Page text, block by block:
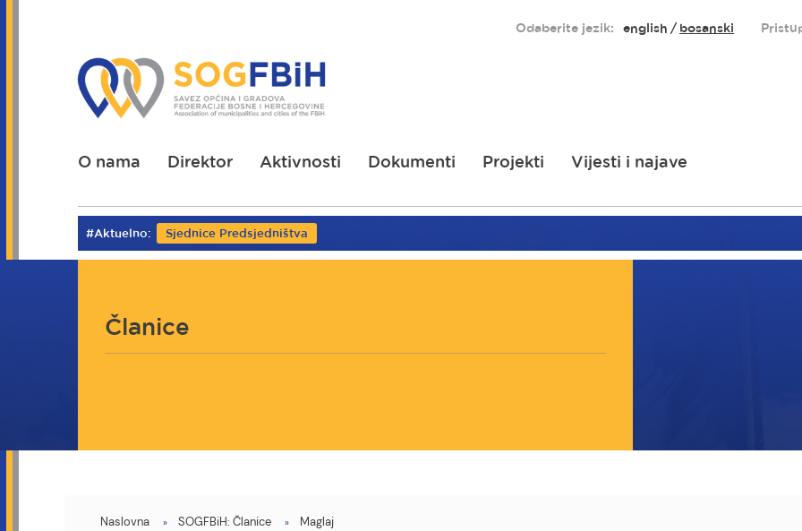
Odaberite jezik: english bosanski
O nama Direktor Aktivnosti Dokumenti Projekti Vijesti i najave
#Aktuelno: Sjednice Predsjedništva
Članice
You
Naslovna SOGFBiH: Članice Maglaj